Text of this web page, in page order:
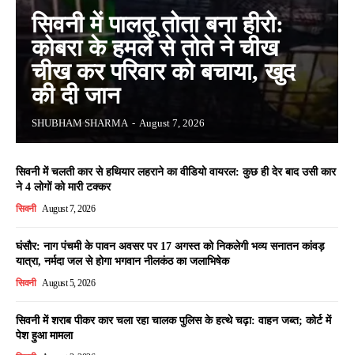
सिवनी में पालतू तोता बना हीरो:
कोबरा के हमले से तोते ने चीख
चीख कर परिवार को बचाया, खुद
की दी जान
SHUBHAM SHARMA - August 7, 2026
सिवनी में चलती कार से हथियार लहराने का वीडियो वायरल: कुछ ही देर बाद उसी कार
ने 4 लोगों को मारी टक्कर
सिवनी August 7, 2026
घंसौर: नाग पंचमी के पावन अवसर पर 17 अगस्त को निकलेगी भव्य सनातन कांवड़
यात्रा, नर्मदा जल से होगा भगवान नीलकंठ का जलाभिषेक
सिवनी August 5, 2026
सिवनी में शराब पीकर कार चला रहा चालक पुलिस के हत्थे चढ़ा: वाहन जब्त; कोर्ट में
पेश हुआ मामला